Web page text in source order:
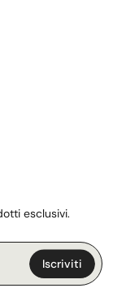
esclusivi.
Iscriviti